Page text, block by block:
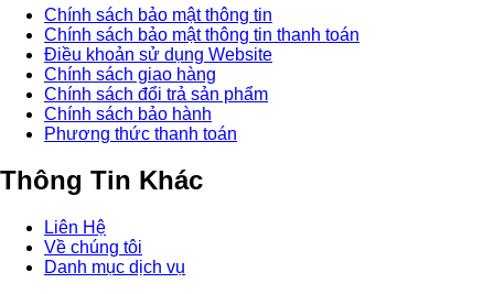
Chính sách bảo mật thông tin
Chính sách bảo mật thông tin thanh toán
Điều khoản sử dụng Website
Chính sách giao hàng
Chính sách đổi trả sản phẩm
Chính sách bảo hành
Phương thức thanh toán
Thông Tin Khác
Liên Hệ
Về chúng tôi
Danh mục dịch vụ